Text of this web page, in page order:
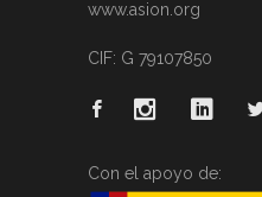
www.asion.org
CIF: G 79107850
Con el apoyo de: